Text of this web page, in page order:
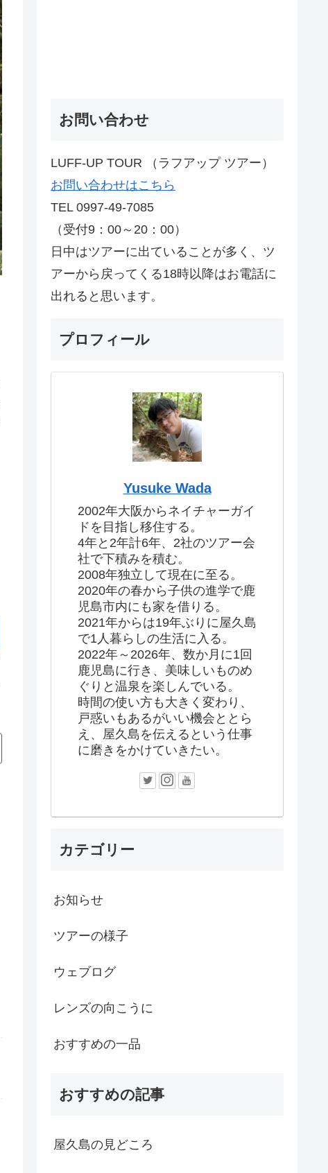
お問い合わせ
LUFF-UP TOUR （ラフアップ ツアー）
お問い合わせはこちら
TEL 0997-49-7085
（受付9：00～20：00）
日中はツアーに出ていることが多く、ツ
アーから戻ってくる18時以降はお電話に
出れると思います。
プロフィール
Yusuke Wada
2002年大阪からネイチャーガイ
ドを目指し移住する。
4年と2年計6年、2社のツアー会
社で下積みを積む。
2008年独立して現在に至る。
2020年の春から子供の進学で鹿
児島市内にも家を借りる。
2021年からは19年ぶりに屋久島
で1人暮らしの生活に入る。
2022年～2026年、数か月に1回
鹿児島に行き、美味しいものめ
ぐりと温泉を楽しんでいる。
時間の使い方も大きく変わり、
戸惑いもあるがいい機会ととら
え、屋久島を伝えるという仕事
に磨きをかけていきたい。
カテゴリー
お知らせ
ツアーの様子
ウェブログ
レンズの向こうに
おすすめの一品
おすすめの記事
屋久島の見どころ